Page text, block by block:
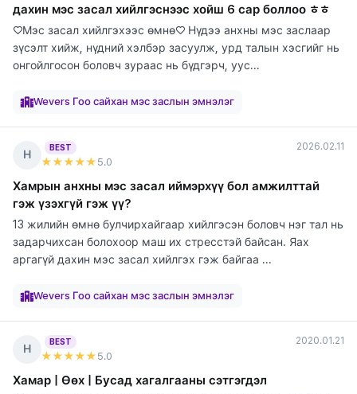
дахин мэс засал хийлгэснээс хойш 6 сар боллоо ㅎㅎ
♡Мэс засал хийлгэхээс өмнө♡ Нүдээ анхны мэс заслаар
зүсэлт хийж, нүдний хэлбэр засуулж, урд талын хэсгийг нь
онгойлгосон боловч зураас нь бүдгэрч, уус...
Wevers Гоо сайхан мэс заслын эмнэлэг
Н
BEST
★★★★★ 5.0
2026.02.11
Хамрын анхны мэс засал иймэрхүү бол амжилттай
гэж үзэхгүй гэж үү?
13 жилийн өмнө булчирхайгаар хийлгэсэн боловч нэг тал нь
задарчихсан болохоор маш их стресстэй байсан. Яах
аргагүй дахин мэс засал хийлгэх гэж байгаа ...
Wevers Гоо сайхан мэс заслын эмнэлэг
Н
BEST
★★★★★ 5.0
2020.01.21
Хамар | Өөх | Бусад хагалгааны сэтгэгдэл